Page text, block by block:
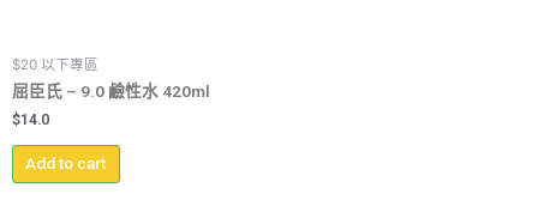
$20 以下專區
屈臣氏 – 9.0 鹼性水 420ml
$14.0
Add to cart